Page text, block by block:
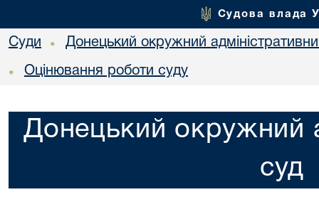
Судова влада
Суди • Донецький окружний
• Оцінювання роботи суду
Донецький окружний
суд